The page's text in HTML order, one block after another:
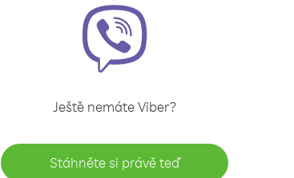
Ještě nemáte Viber?
Stáhněte si právě teď